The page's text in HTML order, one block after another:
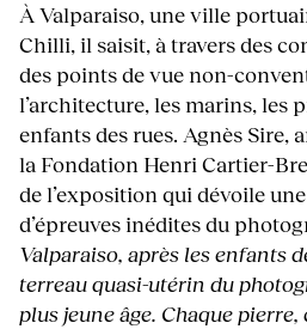
À Valparaiso, une ville
Chilli, il saisit, à travers des
des points de vue non-
l’architecture, les marins, les
enfants des rues. Agnès Sire,
la Fondation Henri Cartier-
de l’exposition qui dévoile
d’épreuves inédites du
Valparaiso, après les enfants
terreau quasi-utérin du
plus jeune âge. Chaque pierre,